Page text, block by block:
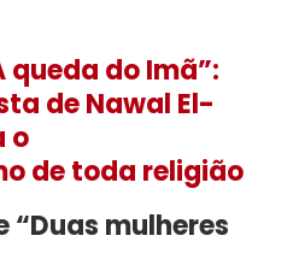
queda do Imã”:
de Nawal El-
o
de toda religião
“Duas mulheres